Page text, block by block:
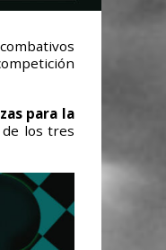
para la
los tres